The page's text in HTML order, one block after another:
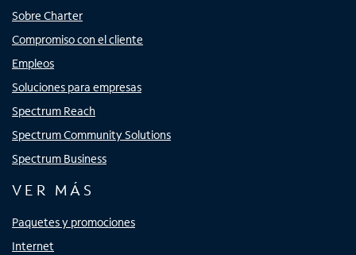
Sobre Charter
Compromiso con el cliente
Empleos
Soluciones para empresas
Spectrum Reach
Spectrum Community Solutions
Spectrum Business
VER MÁS
Paquetes y promociones
Internet